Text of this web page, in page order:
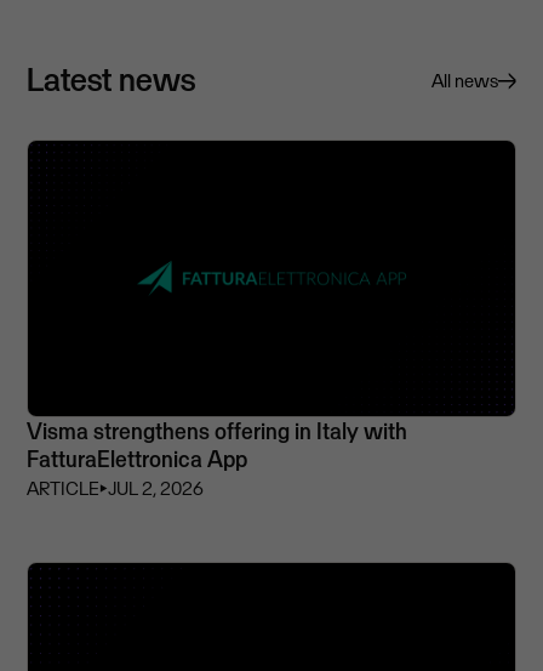
Latest news All news
Visma strengthens offering in Italy with
FatturaElettronica App
ARTICLE⏵JUL 2, 2026